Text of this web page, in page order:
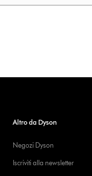
Altro da Dyson
Negozi Dyson
Iscriviti alla newsletter